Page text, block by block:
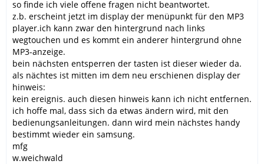
so finde ich viele offene fragen nicht beantwortet.
z.b. erscheint jetzt im display der menüpunkt für den MP3
player.ich kann zwar den hintergrund nach links
wegtouchen und es kommt ein anderer hintergrund ohne
MP3-anzeige.
bein nächsten entsperren der tasten ist dieser wieder da.
als nächtes ist mitten im dem neu erschienen display der
hinweis:
kein ereignis. auch diesen hinweis kann ich nicht entfernen.
ich hoffe mal, dass sich da etwas ändern wird, mit den
bedienungsanleitungen. dann wird mein nächstes handy
bestimmt wieder ein samsung.
mfg
w.weichwald